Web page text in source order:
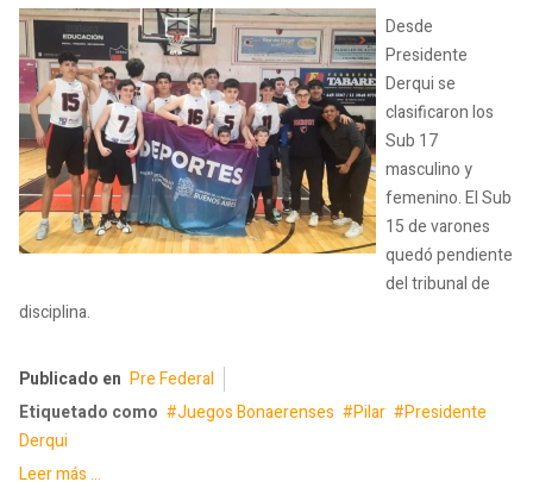
Desde
Presidente
Derqui se
clasificaron los
Sub 17
masculino y
femenino. El Sub
15 de varones
quedó pendiente
del tribunal de
disciplina.
Publicado en Pre Federal
Etiquetado como
Juegos Bonaerenses Pilar
Presidente
Derqui
Leer más ...